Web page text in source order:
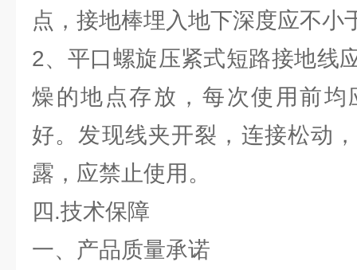
点，接地棒埋入地下深度应不小
2、平口螺旋压紧式短路接地线
燥的地点存放，每次使用前均
好。发现线夹开裂，连接松动
露，应禁止使用。
四.技术保障
一、产品质量承诺